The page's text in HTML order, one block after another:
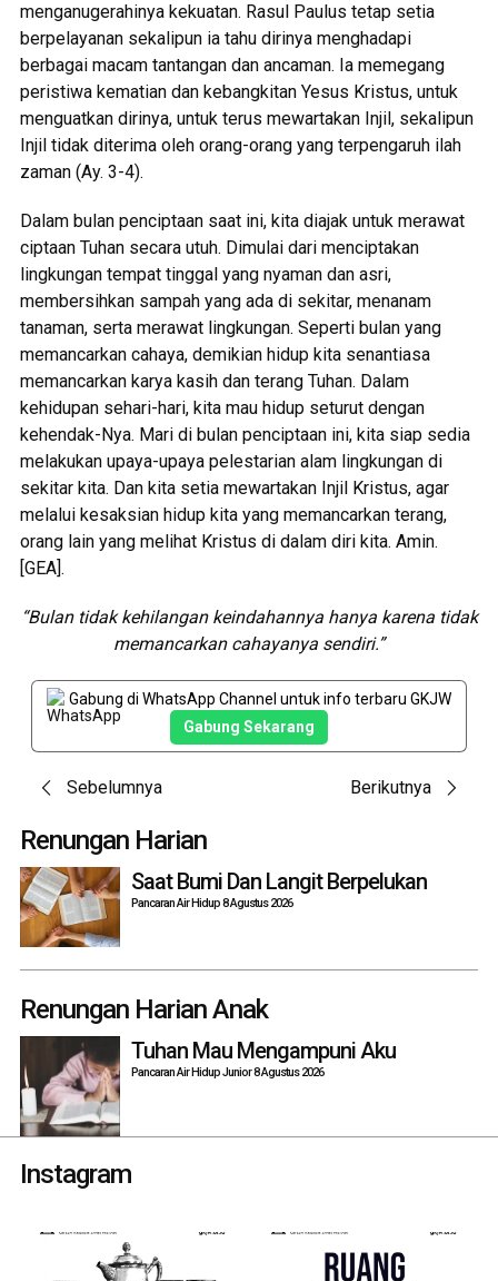
menganugerahinya kekuatan. Rasul Paulus tetap setia
berpelayanan sekalipun ia tahu dirinya menghadapi
berbagai macam tantangan dan ancaman. Ia memegang
peristiwa kematian dan kebangkitan Yesus Kristus, untuk
menguatkan dirinya, untuk terus mewartakan Injil, sekalipun
Injil tidak diterima oleh orang-orang yang terpengaruh ilah
zaman (Ay. 3-4).
Dalam bulan penciptaan saat ini, kita diajak untuk merawat
ciptaan Tuhan secara utuh. Dimulai dari menciptakan
lingkungan tempat tinggal yang nyaman dan asri,
membersihkan sampah yang ada di sekitar, menanam
tanaman, serta merawat lingkungan. Seperti bulan yang
memancarkan cahaya, demikian hidup kita senantiasa
memancarkan karya kasih dan terang Tuhan. Dalam
kehidupan sehari-hari, kita mau hidup seturut dengan
kehendak-Nya. Mari di bulan penciptaan ini, kita siap sedia
melakukan upaya-upaya pelestarian alam lingkungan di
sekitar kita. Dan kita setia mewartakan Injil Kristus, agar
melalui kesaksian hidup kita yang memancarkan terang,
orang lain yang melihat Kristus di dalam diri kita. Amin.
[GEA].
“Bulan tidak kehilangan keindahannya hanya karena tidak
memancarkan cahayanya sendiri.”
Gabung di WhatsApp Channel untuk info terbaru GKJW
Gabung Sekarang
Post
navigation
Sebelumnya Berikutnya
Renungan Harian
Saat Bumi Dan Langit Berpelukan
Pancaran Air Hidup 8 Agustus 2026
Renungan Harian Anak
Tuhan Mau Mengampuni Aku
Pancaran Air Hidup Junior 8 Agustus 2026
Instagram